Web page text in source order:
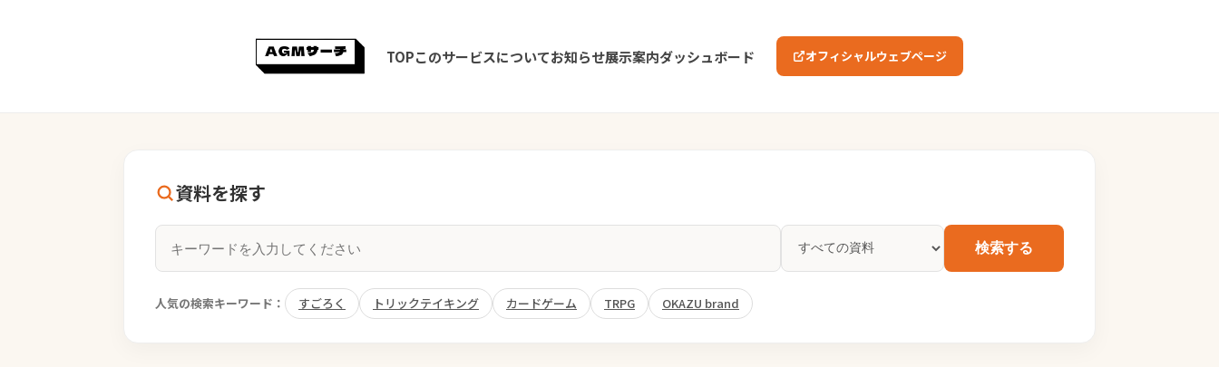
TOPこのサービスについてお知らせ展示案内ダッシュボード オフィシャルウェブページ
資料を探す
検索する
人気の検索キーワード： すごろく トリックテイキング カードゲーム TRPG OKAZU brand